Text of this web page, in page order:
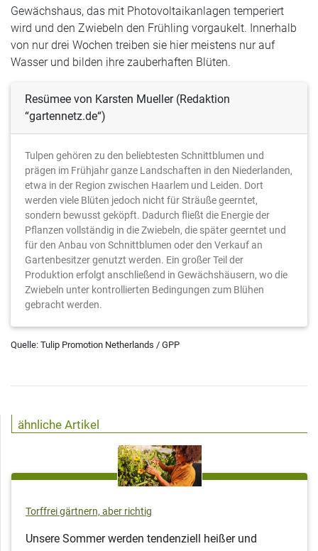
Gewächshaus, das mit Photovoltaikanlagen temperiert
wird und den Zwiebeln den Frühling vorgaukelt. Innerhalb
von nur drei Wochen treiben sie hier meistens nur auf
Wasser und bilden ihre zauberhaften Blüten.
Resümee von Karsten Mueller (Redaktion
“gartennetz.de“)
Tulpen gehören zu den beliebtesten Schnittblumen und
prägen im Frühjahr ganze Landschaften in den Niederlanden,
etwa in der Region zwischen Haarlem und Leiden. Dort
werden viele Blüten jedoch nicht für Sträuße geerntet,
sondern bewusst geköpft. Dadurch fließt die Energie der
Pflanzen vollständig in die Zwiebeln, die später geerntet und
für den Anbau von Schnittblumen oder den Verkauf an
Gartenbesitzer genutzt werden. Ein großer Teil der
Produktion erfolgt anschließend in Gewächshäusern, wo die
Zwiebeln unter kontrollierten Bedingungen zum Blühen
gebracht werden.
Quelle: Tulip Promotion Netherlands / GPP
ähnliche Artikel
Torffrei gärtnern, aber richtig
Unsere Sommer werden tendenziell heißer und